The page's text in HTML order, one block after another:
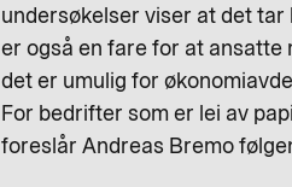
undersøkelser viser at det tar
er også en fare for at ansatte
det er umulig for
For bedrifter som er lei av
foreslår Andreas Bremo